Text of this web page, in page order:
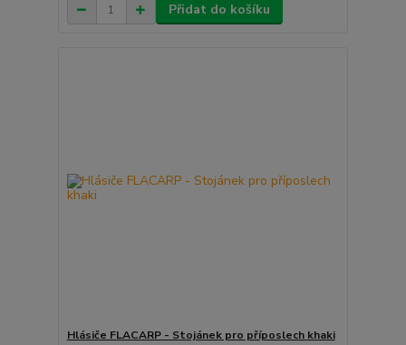
Přidat do košíku
Hlásiče FLACARP - Stojánek pro příposlech khaki